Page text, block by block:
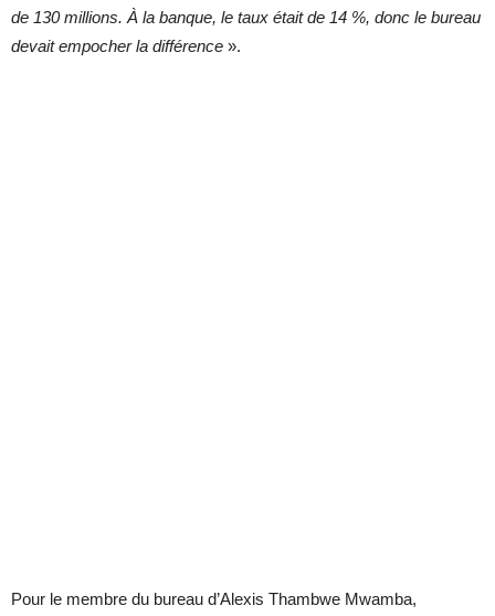
de 130 millions. À la banque, le taux était de 14 %, donc le bureau
devait empocher la différence ».
Pour le membre du bureau d’Alexis Thambwe Mwamba,